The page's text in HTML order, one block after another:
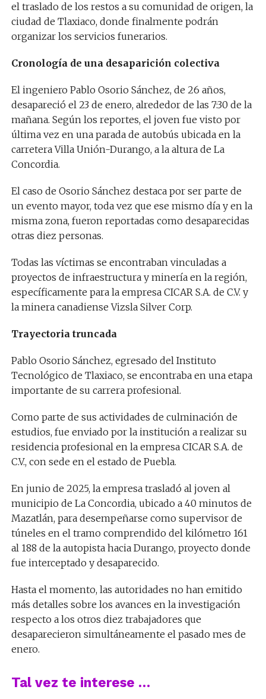
el traslado de los restos a su comunidad de origen, la
ciudad de Tlaxiaco, donde finalmente podrán
organizar los servicios funerarios.
Cronología de una desaparición colectiva
El ingeniero Pablo Osorio Sánchez, de 26 años,
desapareció el 23 de enero, alrededor de las 7:30 de la
mañana. Según los reportes, el joven fue visto por
última vez en una parada de autobús ubicada en la
carretera Villa Unión-Durango, a la altura de La
Concordia.
El caso de Osorio Sánchez destaca por ser parte de
un evento mayor, toda vez que ese mismo día y en la
misma zona, fueron reportadas como desaparecidas
otras diez personas.
Todas las víctimas se encontraban vinculadas a
proyectos de infraestructura y minería en la región,
específicamente para la empresa CICAR S.A. de C.V. y
la minera canadiense Vizsla Silver Corp.
Trayectoria truncada
Pablo Osorio Sánchez, egresado del Instituto
Tecnológico de Tlaxiaco, se encontraba en una etapa
importante de su carrera profesional.
Como parte de sus actividades de culminación de
estudios, fue enviado por la institución a realizar su
residencia profesional en la empresa CICAR S.A. de
C.V., con sede en el estado de Puebla.
En junio de 2025, la empresa trasladó al joven al
municipio de La Concordia, ubicado a 40 minutos de
Mazatlán, para desempeñarse como supervisor de
túneles en el tramo comprendido del kilómetro 161
al 188 de la autopista hacia Durango, proyecto donde
fue interceptado y desaparecido.
Hasta el momento, las autoridades no han emitido
más detalles sobre los avances en la investigación
respecto a los otros diez trabajadores que
desaparecieron simultáneamente el pasado mes de
enero.
Tal vez te interese …